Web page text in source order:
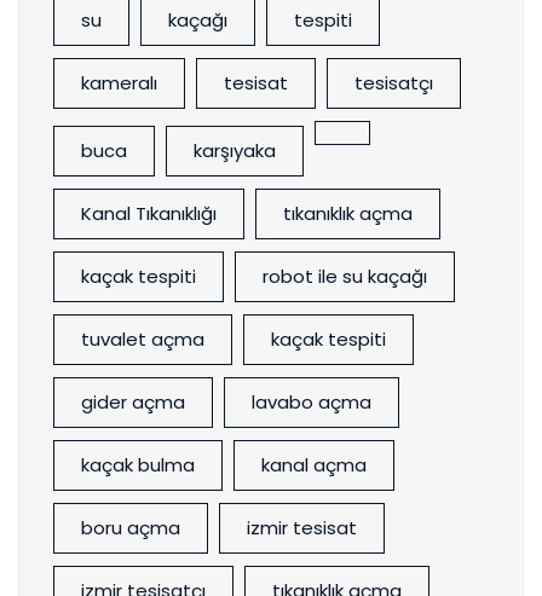
su kaçağı tespiti
kameralı tesisat tesisatçı
buca karşıyaka
Kanal Tıkanıklığı tıkanıklık açma
kaçak tespiti robot ile su kaçağı
tuvalet açma kaçak tespiti
gider açma lavabo açma
kaçak bulma kanal açma
boru açma izmir tesisat
izmir tesisatçı tıkanıklık açma